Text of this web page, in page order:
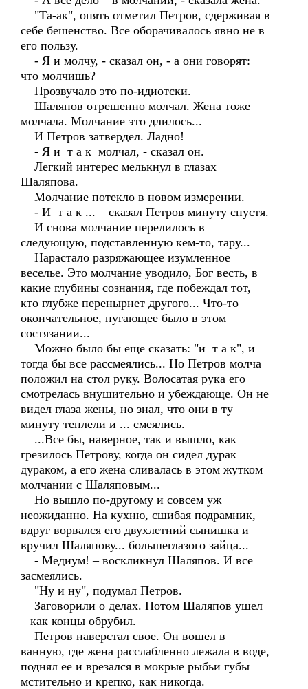
"Та-ак", опять отметил Петров, сдерживая в
себе бешенство. Все оборачивалось явно не в
его пользу.
- Я и молчу, - сказал он, - а они говорят:
что молчишь?
Прозвучало это по-идиотски.
Шаляпов отрешенно молчал. Жена тоже –
молчала. Молчание это длилось...
И Петров затвердел. Ладно!
- Я и т а к молчал, - сказал он.
Легкий интерес мелькнул в глазах
Шаляпова.
Молчание потекло в новом измерении.
- И т а к ... – сказал Петров минуту спустя.
И снова молчание перелилось в
следующую, подставленную кем-то, тару...
Нарастало разряжающее изумленное
веселье. Это молчание уводило, Бог весть, в
какие глубины сознания, где побеждал тот,
кто глубже перенырнет другого... Что-то
окончательное, пугающее было в этом
состязании...
Можно было бы еще сказать: "и т а к", и
тогда бы все рассмеялись... Но Петров молча
положил на стол руку. Волосатая рука его
смотрелась внушительно и убеждающе. Он не
видел глаза жены, но знал, что они в ту
минуту теплели и ... смеялись.
...Все бы, наверное, так и вышло, как
грезилось Петрову, когда он сидел дурак
дураком, а его жена сливалась в этом жутком
молчании с Шаляповым...
Но вышло по-другому и совсем уж
неожиданно. На кухню, сшибая подрамник,
вдруг ворвался его двухлетний сынишка и
вручил Шаляпову... большеглазого зайца...
- Медиум! – воскликнул Шаляпов. И все
засмеялись.
"Ну и ну", подумал Петров.
Заговорили о делах. Потом Шаляпов ушел
– как концы обрубил.
Петров наверстал свое. Он вошел в
ванную, где жена расслабленно лежала в воде,
поднял ее и врезался в мокрые рыбьи губы
мстительно и крепко, как никогда.